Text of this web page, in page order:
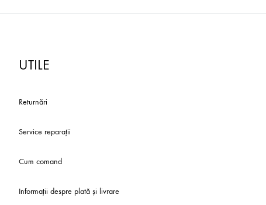
UTILE
Returnări
Service reparaţii
Cum comand
Informații despre plată și livrare